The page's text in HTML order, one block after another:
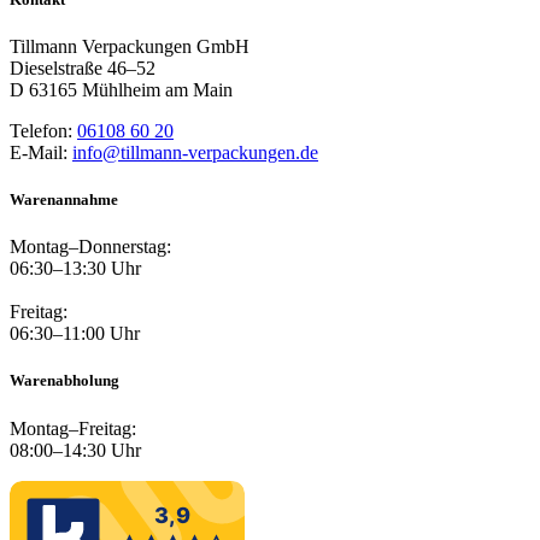
Tillmann Verpackungen GmbH
Dieselstraße 46–52
D 63165 Mühlheim am Main
Telefon: 06108 60 20
E-Mail: info@tillmann-verpackungen.de
Warenannahme
Montag–Donnerstag:
06:30–13:30 Uhr
Freitag:
06:30–11:00 Uhr
Warenabholung
Montag–Freitag:
08:00–14:30 Uhr